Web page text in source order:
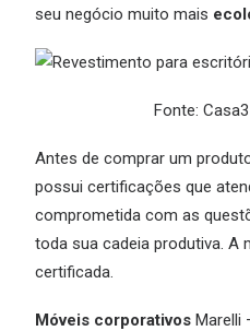
seu negócio muito mais
Fonte:
Antes de comprar um
possui certificações que
comprometida com as
toda sua cadeia produtiva. A
certificada.
Móveis corporativos Marelli